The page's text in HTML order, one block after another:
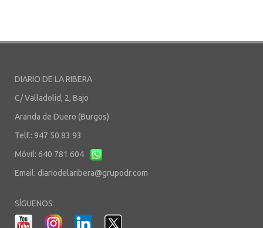
DIARIO DE LA RIBERA
C/ Valladolid, 2, Bajo
Aranda de Duero (Burgos)
Telf.: 947 50 83 93
Móvil: 640 781 604
Email: diariodelaribera@grupodr.com
SÍGUENOS